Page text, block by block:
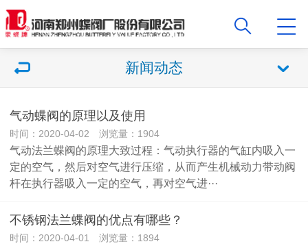
新闻动态
气动蝶阀的原理以及使用
时间：2020-04-02 浏览量：1904
气动法兰蝶阀的原理大致过程：气动执行器的气缸内吸入一
定的空气，然后对空气进行压缩，从而产生机械动力带动阀
杆在执行器吸入一定的空气，再对空气进···
不锈钢法兰蝶阀的优点有哪些？
时间：2020-04-01 浏览量：1894